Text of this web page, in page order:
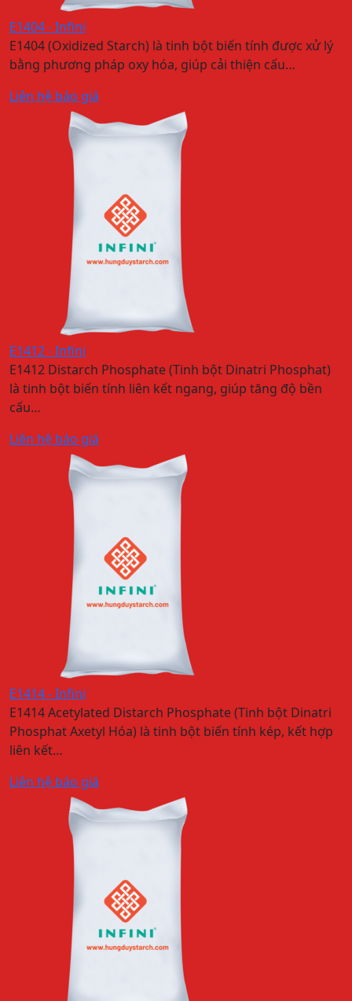
E1404 - Infini
E1404 (Oxidized Starch) là tinh bột biến tính được xử lý
bằng phương pháp oxy hóa, giúp cải thiện cấu…
Liên hệ báo giá
E1412 - Infini
E1412 Distarch Phosphate (Tinh bột Dinatri Phosphat)
là tinh bột biến tính liên kết ngang, giúp tăng độ bền
cấu…
Liên hệ báo giá
E1414 - Infini
E1414 Acetylated Distarch Phosphate (Tinh bột Dinatri
Phosphat Axetyl Hóa) là tinh bột biến tính kép, kết hợp
liên kết…
Liên hệ báo giá